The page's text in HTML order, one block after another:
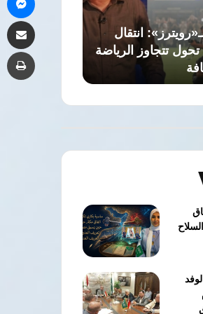
ناقلة نفط إماراتية
هرمز
معصوم
مرزوق
يسترجع
«أكاذيب
الإعلام»
8 أغسطس، 2026
في